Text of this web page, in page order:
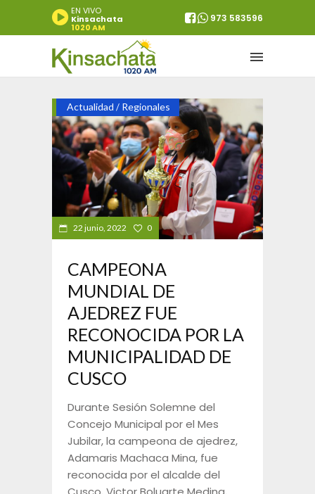
EN VIVO
Kinsachata
1020 AM
973 583596
Actualidad / Regionales
22 junio, 2022 0
CAMPEONA
MUNDIAL DE
AJEDREZ FUE
RECONOCIDA POR LA
MUNICIPALIDAD DE
CUSCO
Durante Sesión Solemne del
Concejo Municipal por el Mes
Jubilar, la campeona de ajedrez,
Adamaris Machaca Mina, fue
reconocida por el alcalde del